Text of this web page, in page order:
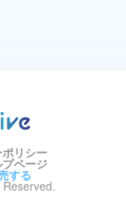
リシー
ページ
する